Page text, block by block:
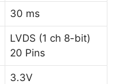
30 ms
LVDS (1 ch 8-bit)
20 Pins
3.3V